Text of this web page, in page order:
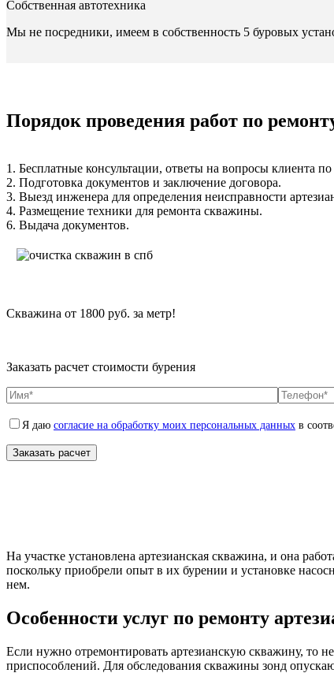
Собственная автотехника
Мы не посредники, имеем в собственность 5 буровых
Порядок проведения работ по
1. Бесплатные консультации, ответы на вопросы клиента
2. Подготовка документов и заключение договора.
3. Выезд инженера для определения неисправности
4. Размещение техники для ремонта скважины.
6. Выдача документов.
Скважина от 1800 руб. за метр!
Заказать расчет стоимости бурения
Я даю согласие на обработку моих персональных данных в
На участке установлена артезианская скважина, и она
поскольку приобрели опыт в их бурении и установке
нем.
Особенности услуг по ремонту
Если нужно отремонтировать артезианскую скважину, то
приспособлений. Для обследования скважины зонд